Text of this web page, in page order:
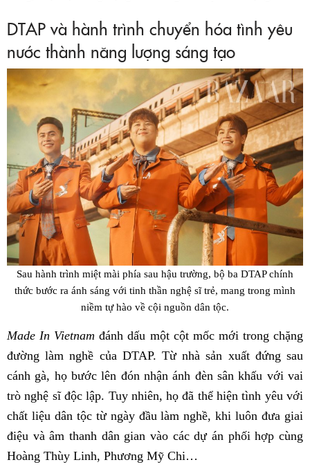
DTAP và hành trình chuyển hóa tình yêu
nước thành năng lượng sáng tạo
Sau hành trình miệt mài phía sau hậu trường, bộ ba DTAP chính
thức bước ra ánh sáng với tinh thần nghệ sĩ trẻ, mang trong mình
niềm tự hào về cội nguồn dân tộc.
Made In Vietnam đánh dấu một cột mốc mới trong chặng
đường làm nghề của DTAP. Từ nhà sản xuất đứng sau
cánh gà, họ bước lên đón nhận ánh đèn sân khấu với vai
trò nghệ sĩ độc lập. Tuy nhiên, họ đã thể hiện tình yêu với
chất liệu dân tộc từ ngày đầu làm nghề, khi luôn đưa giai
điệu và âm thanh dân gian vào các dự án phối hợp cùng
Hoàng Thùy Linh, Phương Mỹ Chi…